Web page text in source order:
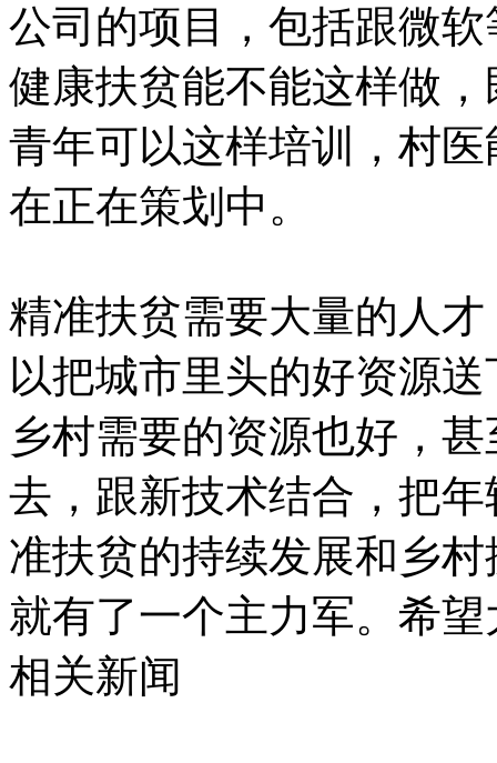
公司的项目，包括跟微
健康扶贫能不能这样做
青年可以这样培训，村
在正在策划中。
精准扶贫需要大量的人
以把城市里头的好资源
乡村需要的资源也好，
去，跟新技术结合，把
准扶贫的持续发展和乡
就有了一个主力军。希
相关新闻